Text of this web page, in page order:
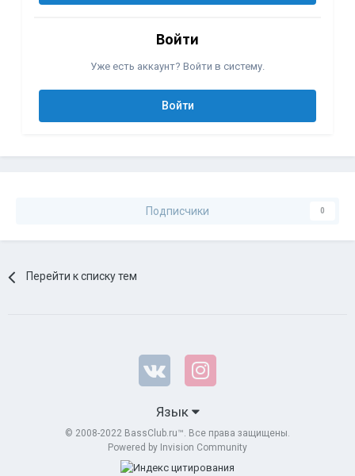
Войти
Уже есть аккаунт? Войти в систему.
Войти
Подписчики 0
Перейти к списку тем
Язык
© 2008-2022 BassClub.ru™. Все права защищены.
Powered by Invision Community